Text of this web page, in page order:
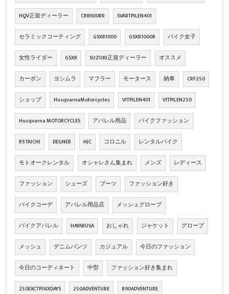
HQV正規ディーラー CBR600RR SVARTPILEN401
セラミックコーティング GSXR1000 GSXR1000R バイク女子
女性ライダー GSXR SUZUKI正規ディーラー オススメ
カーボン ヨシムラ マフラー モータース 納車 CRF250
ショップ HusqvarnaMotorcycles VITPILEN401 VITPILEN250
Husqvarna MOTORCYCLES アパレル用品 バイクファッション
RS TAICHI DEGNER HJC コロニル レンタルバイク
モトオークレンタル オシャレさん集まれ メンズ レディース
ファッション シューズ ブーツ ファッション好き
バイクコーデ アパレル用品店 メッシュグローブ
バイクアパレル HAYABUSA おしゃれ ジャケット グローブ
メッシュ デニムパンツ カジュアル 今日のファッション
今日のコーディネート 中型 ファッション好き集まれ
250EXCTPISIXDAYS 250ADVENTURE 890ADVENTURE